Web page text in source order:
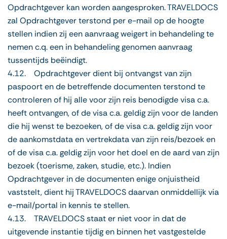
Opdrachtgever kan worden aangesproken. TRAVELDOCS
zal Opdrachtgever terstond per e-mail op de hoogte
stellen indien zij een aanvraag weigert in behandeling te
nemen c.q. een in behandeling genomen aanvraag
tussentijds beëindigt.
4.12. Opdrachtgever dient bij ontvangst van zijn
paspoort en de betreffende documenten terstond te
controleren of hij alle voor zijn reis benodigde visa c.a.
heeft ontvangen, of de visa c.a. geldig zijn voor de landen
die hij wenst te bezoeken, of de visa c.a. geldig zijn voor
de aankomstdata en vertrekdata van zijn reis/bezoek en
of de visa c.a. geldig zijn voor het doel en de aard van zijn
bezoek (toerisme, zaken, studie, etc.). Indien
Opdrachtgever in de documenten enige onjuistheid
vaststelt, dient hij TRAVELDOCS daarvan onmiddellijk via
e-mail/portal in kennis te stellen.
4.13. TRAVELDOCS staat er niet voor in dat de
uitgevende instantie tijdig en binnen het vastgestelde